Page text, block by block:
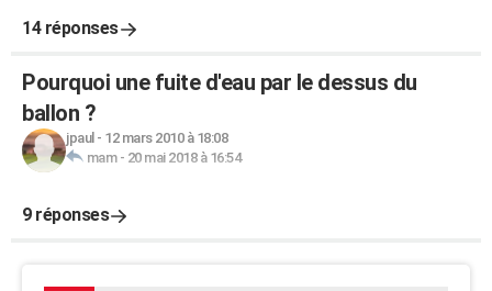
14 réponses
Pourquoi une fuite d'eau par le dessus du
ballon ?
jpaul - 12 mars 2010 à 18:08
mam- 20 mai 2018 à 16:54
9 réponses